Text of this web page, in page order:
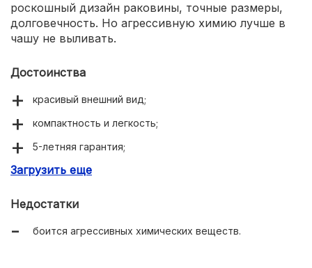
роскошный дизайн раковины, точные размеры,
долговечность. Но агрессивную химию лучше в
чашу не выливать.
Достоинства
красивый внешний вид;
компактность и легкость;
5-летняя гарантия;
качественное изготовление.
Загрузить еще
Недостатки
боится агрессивных химических веществ.